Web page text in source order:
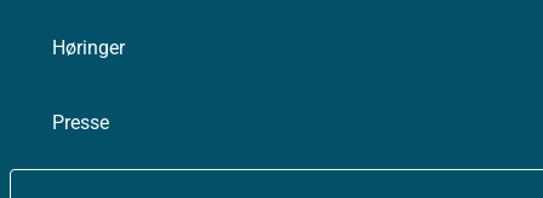
Høringer
Presse